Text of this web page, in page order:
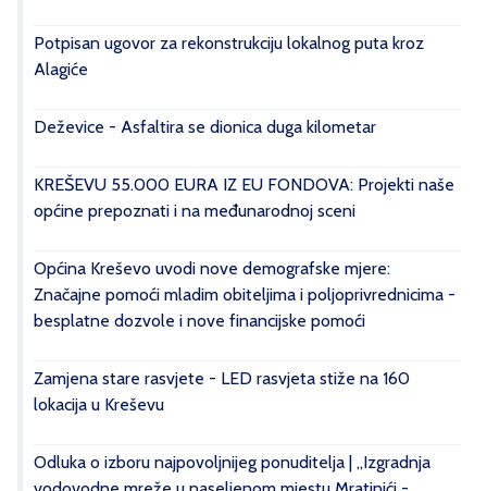
Potpisan ugovor za rekonstrukciju lokalnog puta kroz
Alagiće
Deževice - Asfaltira se dionica duga kilometar
KREŠEVU 55.000 EURA IZ EU FONDOVA: Projekti naše
općine prepoznati i na međunarodnoj sceni
Općina Kreševo uvodi nove demografske mjere:
Značajne pomoći mladim obiteljima i poljoprivrednicima -
besplatne dozvole i nove financijske pomoći
Zamjena stare rasvjete - LED rasvjeta stiže na 160
lokacija u Kreševu
Odluka o izboru najpovoljnijeg ponuditelja | „Izgradnja